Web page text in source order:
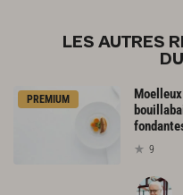
LES AUTRES
PREMIUM
9